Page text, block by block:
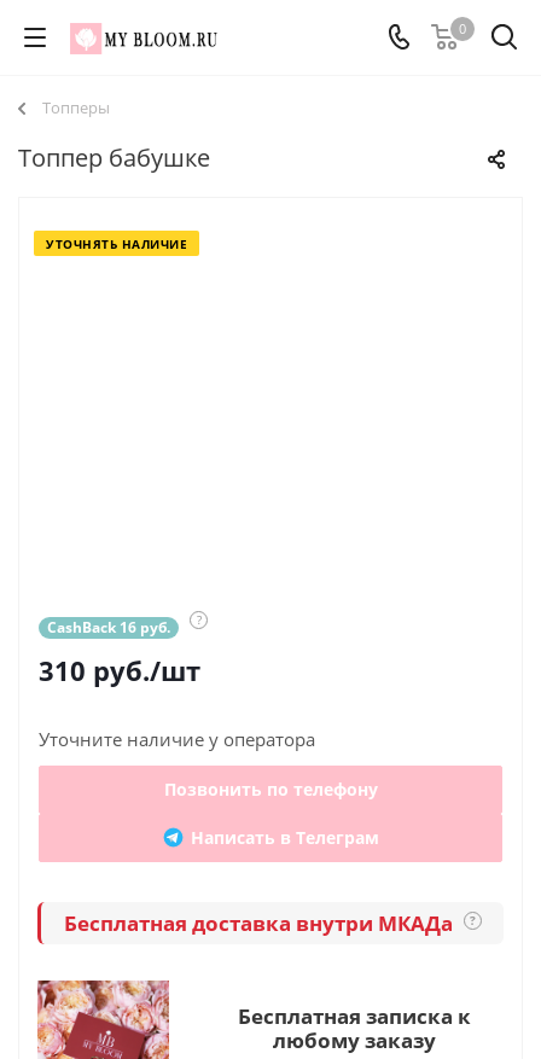
0
Топперы
Топпер бабушке
УТОЧНЯТЬ НАЛИЧИЕ
CashBack 16 руб. ?
310 руб./шт
Уточните наличие у оператора
Позвонить по телефону
Написать в Телеграм
Бесплатная доставка внутри МКАДа ?
Бесплатная записка к
любому заказу